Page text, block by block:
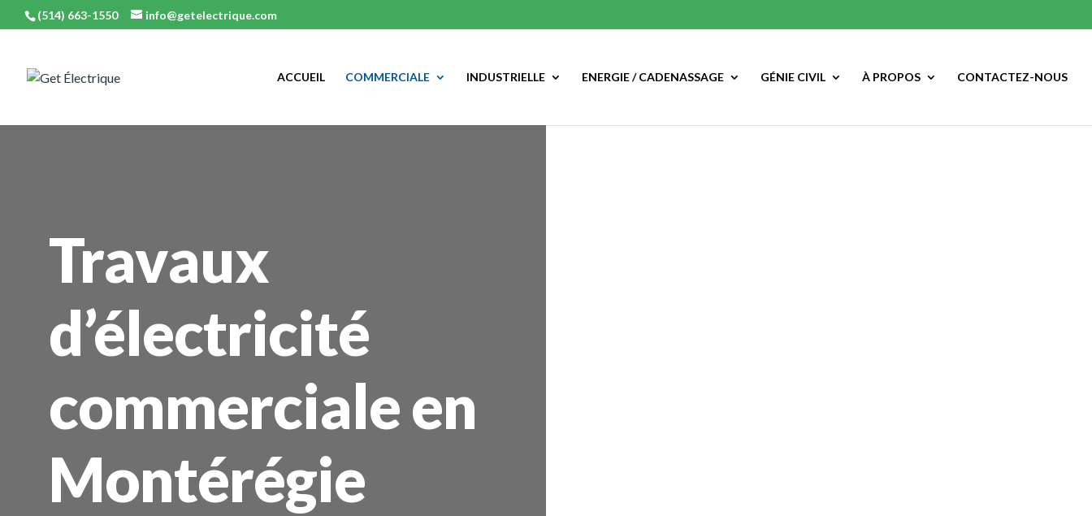
(514) 663-1550 info@getelectrique.com
ACCUEIL COMMERCIALE INDUSTRIELLE ENERGIE / CADENASSAGE GÉNIE CIVIL À PROPOS CONTACTEZ-NOUS
Travaux
d’électricité
commerciale en
Montérégie